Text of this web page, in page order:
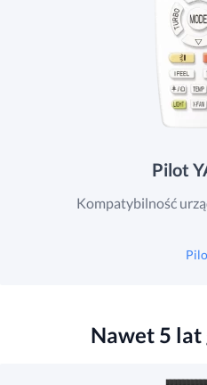
Pilot
Kompatybilność
Nawet 5